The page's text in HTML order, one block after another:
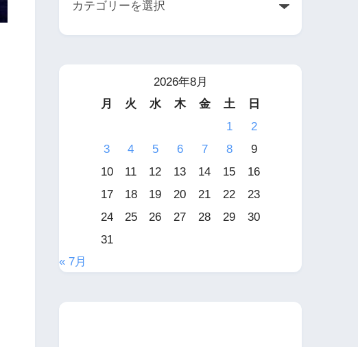
2026年8月
月
火 水 木 金 土
日
1
2
3
4 5 6 7 8
9
10
11 12 13 14 15
16
17
18 19 20 21 22
23
24
25 26 27 28 29
30
31
« 7月